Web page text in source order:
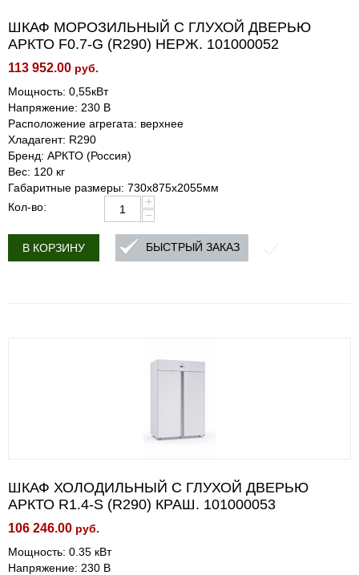
ШКАФ МОРОЗИЛЬНЫЙ С ГЛУХОЙ ДВЕРЬЮ
АРКТО F0.7-G (R290) НЕРЖ. 101000052
113 952.00 руб.
Мощность: 0,55кВт
Напряжение: 230 В
Расположение агрегата: верхнее
Хладагент: R290
Бренд: АРКТО (Россия)
Вес: 120 кг
Габаритные размеры: 730х875х2055мм
Кол-во:
+
−
В КОРЗИНУ БЫСТРЫЙ ЗАКАЗ
ШКАФ ХОЛОДИЛЬНЫЙ С ГЛУХОЙ ДВЕРЬЮ
АРКТО R1.4-S (R290) КРАШ. 101000053
106 246.00 руб.
Мощность: 0.35 кВт
Напряжение: 230 В